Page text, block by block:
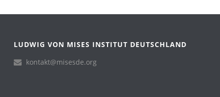
LUDWIG VON MISES INSTITUT DEUTSCHLAND
kontakt@misesde.org